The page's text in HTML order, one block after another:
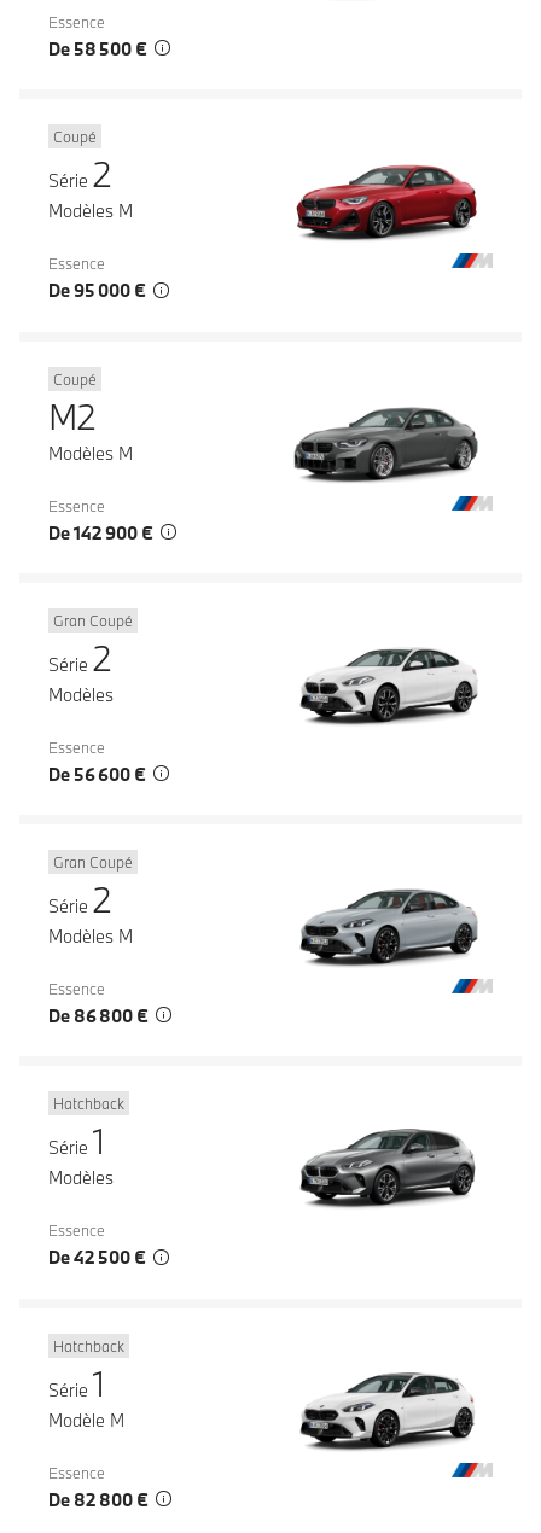
Essence
De 58 500 €
Coupé
Série 2
Modèles M
Essence
De 95 000 €
Coupé
M2
Modèles M
Essence
De 142 900 €
Gran Coupé
Série 2
Modèles
Essence
De 56 600 €
Gran Coupé
Série 2
Modèles M
Essence
De 86 800 €
Hatchback
Série 1
Modèles
Essence
De 42 500 €
Hatchback
Série 1
Modèle M
Essence
De 82 800 €